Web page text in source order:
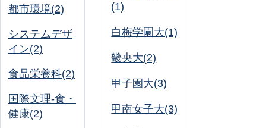
都市環境(2)
システムデザ
イン(2)
食品栄養科(2)
国際文理-食・
健康(2)
(1)
白梅学園大(1)
畿央大(2)
甲子園大(3)
甲南女子大(3)